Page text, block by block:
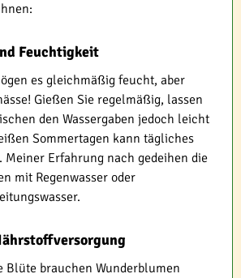
Feuchtigkeit
es gleichmäßig feucht, aber
Gießen Sie regelmäßig, lassen
den Wassergaben jedoch leicht
Sommertagen kann tägliches
Meiner Erfahrung nach gedeihen die
mit Regenwasser oder
Blüte brauchen Wunderblumen